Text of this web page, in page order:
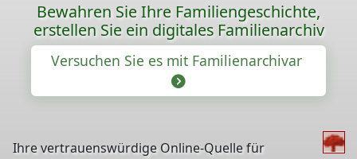
Bewahren Sie Ihre Familiengeschichte,
erstellen Sie ein digitales Familienarchiv
Versuchen Sie es mit Familienarchivar
Ihre vertrauenswürdige Online-Quelle für